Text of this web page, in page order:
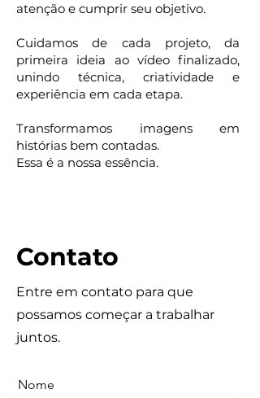
atenção e cumprir seu objetivo.
Cuidamos de cada projeto, da
primeira ideia ao vídeo finalizado,
unindo técnica, criatividade e
experiência em cada etapa.
Transformamos imagens em
histórias bem contadas.
Essa é a nossa essência.
​Contato
Entre em contato para que
possamos começar a trabalhar
juntos.
Nome